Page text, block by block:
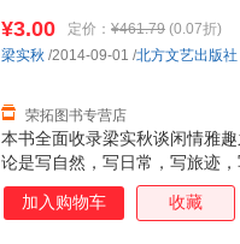
本书全面收录梁实秋谈闲情雅
论是写自然，写日常，写旅迹
道。本书所选，均为梁实秋散
¥3.00 定价： ¥461.79 (0.07折)
荣拓图书专营店
梁实秋 /2014-09-01 /北方文艺出版社
加入购物车 收藏